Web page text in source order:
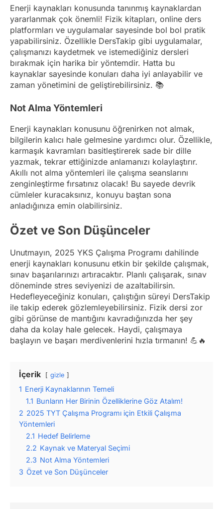
Enerji kaynakları konusunda tanınmış kaynaklardan
yararlanmak çok önemli! Fizik kitapları, online ders
platformları ve uygulamalar sayesinde bol bol pratik
yapabilirsiniz. Özellikle DersTakip gibi uygulamalar,
çalışmanızı kaydetmek ve istemediğiniz dersleri
bırakmak için harika bir yöntemdir. Hatta bu
kaynaklar sayesinde konuları daha iyi anlayabilir ve
zaman yönetimini de geliştirebilirsiniz. 📚
Not Alma Yöntemleri
Enerji kaynakları konusunu öğrenirken not almak,
bilgilerin kalıcı hale gelmesine yardımcı olur. Özellikle,
karmaşık kavramları basitleştirerek sade bir dille
yazmak, tekrar ettiğinizde anlamanızı kolaylaştırır.
Akıllı not alma yöntemleri ile çalışma seanslarını
zenginleştirme fırsatınız olacak! Bu sayede devrik
cümleler kuracaksınız, konuyu baştan sona
anladığınıza emin olabilirsiniz.
Özet ve Son Düşünceler
Unutmayın, 2025 YKS Çalışma Programı dahilinde
enerji kaynakları konusunu etkin bir şekilde çalışmak,
sınav başarılarınızı artıracaktır. Planlı çalışarak, sınav
döneminde stres seviyenizi de azaltabilirsin.
Hedefleyeceğiniz konuları, çalıştığın süreyi DersTakip
ile takip ederek gözlemleyebilirsiniz. Fizik dersi zor
gibi görünse de mantığını kavradığınızda her şey
daha da kolay hale gelecek. Haydi, çalışmaya
başlayın ve başarı merdivenlerini hızla tırmanın! 💪🔥
İçerik gizle
1 Enerji Kaynaklarının Temeli
1.1 Bunların Her Birinin Özelliklerine Göz Atalım!
2 2025 TYT Çalışma Programı için Etkili Çalışma
Yöntemleri
2.1 Hedef Belirleme
2.2 Kaynak ve Materyal Seçimi
2.3 Not Alma Yöntemleri
3 Özet ve Son Düşünceler